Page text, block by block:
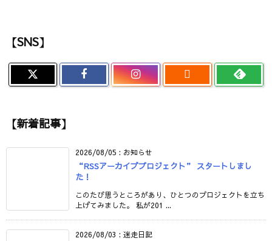
【SNS】

【新着記事】
2026/08/05 : お知らせ
“RSSアーカイブプロジェクト” スタートしまし
た！
このたび思うところがあり、ひとつのプロジェクトを立ち
上げてみました。 私が201 ...
2026/08/03 : 迷走日記